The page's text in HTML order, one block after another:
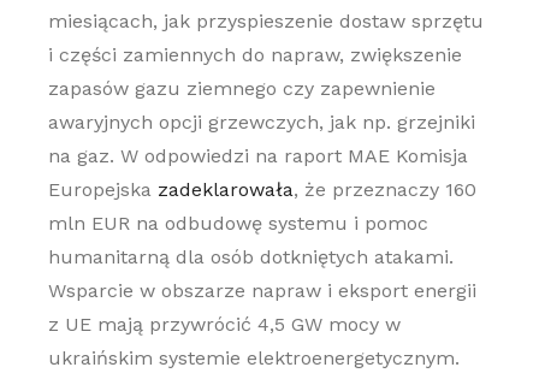
miesiącach, jak przyspieszenie dostaw sprzętu
i części zamiennych do napraw, zwiększenie
zapasów gazu ziemnego czy zapewnienie
awaryjnych opcji grzewczych, jak np. grzejniki
na gaz. W odpowiedzi na raport MAE Komisja
Europejska zadeklarowała, że przeznaczy 160
mln EUR na odbudowę systemu i pomoc
humanitarną dla osób dotkniętych atakami.
Wsparcie w obszarze napraw i eksport energii
z UE mają przywrócić 4,5 GW mocy w
ukraińskim systemie elektroenergetycznym.